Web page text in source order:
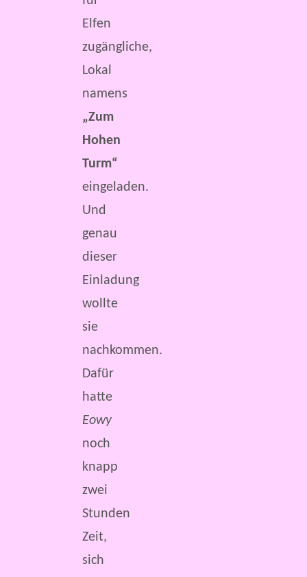
Elfen
zugängliche,
Lokal
namens
„Zum
Hohen
Turm“
eingeladen.
Und
genau
dieser
Einladung
wollte
sie
nachkommen.
Dafür
hatte
Eowy
noch
knapp
zwei
Stunden
Zeit,
sich